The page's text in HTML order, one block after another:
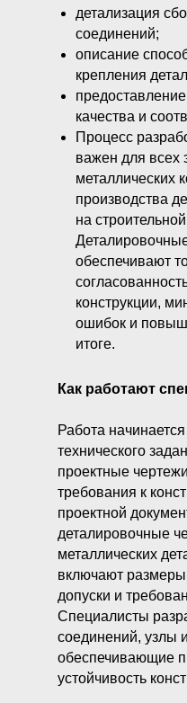
детализация
соединений;
описание
крепления
качества и
Процесс
важен для всех
металлических
производства
на
обеспечивают
конструкции,
ошибок и
итоге.
Как работают
Работа
технического
проектные
требования к
проектной
деталировочные
металлических
включают
допуски и
Специалисты
соединений, узлы
обеспечивающие
устойчивость